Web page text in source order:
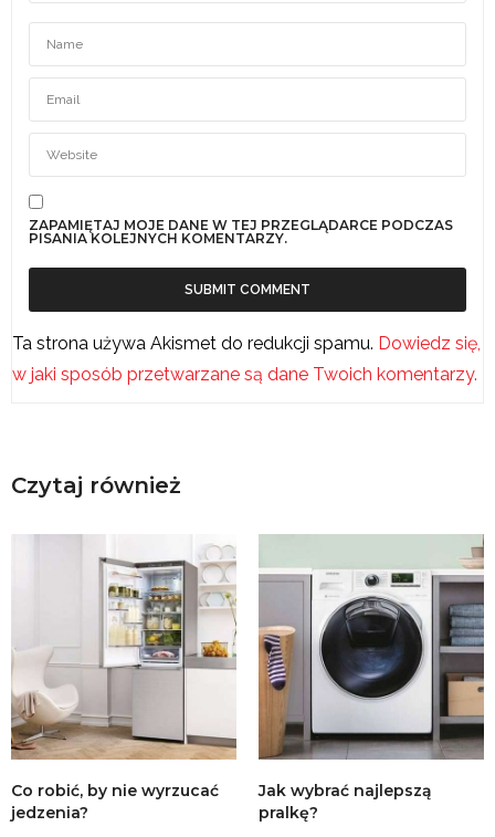
ZAPAMIĘTAJ MOJE DANE W TEJ PRZEGLĄDARCE PODCZAS
PISANIA KOLEJNYCH KOMENTARZY.
Ta strona używa Akismet do redukcji spamu. Dowiedz się,
w jaki sposób przetwarzane są dane Twoich komentarzy.
Czytaj również
Co robić, by nie wyrzucać
jedzenia?
Jak wybrać najlepszą
pralkę?